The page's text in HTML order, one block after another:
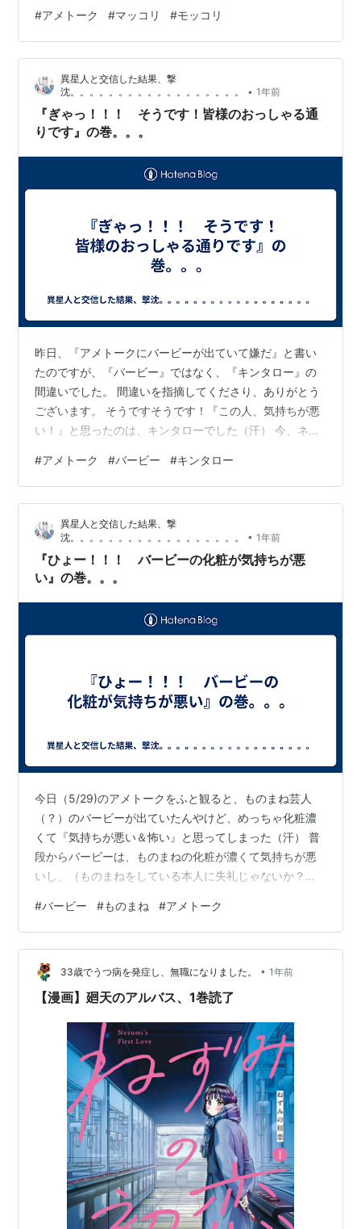
#アメトーク #マッコリ #モッコリ
異星人と交信した結果、撃
沈。。。。。。。。。。。。。。。。。。
• 1年前
『ぎゃっ！！！ そうです！皆様のおっしゃる通
りです』の巻。。。
昨日、『アメトークにバービーが出ていて嫌だ』と書い
たのですが、『バービー』ではなく、『キンタロー』の
間違いでした。 間違いを指摘してくださり、ありがとう
ございます。 そうですそうです！『この人、気持ちが悪
い！』と思ったのは、キンタローでした（汗） 今、ネッ
結局、どっちも嫌いやった（笑） ところで、今月買った
中古ノートPCなんやけど、全ての文字を入力することが
できない（泣） 『直す方法』というのを見つけて色々試
してみたんやけど、設定値に問題はないし、再起動して
も意味がないし、その他の方法、どれを試しても、どう
にも直りません。 今、『これは最後の手…
#アメトーク #バービー #キンタロー
異星人と交信した結果、撃
沈。。。。。。。。。。。。。。。。。。
• 1年前
『ひょー！！！ バービーの化粧が気持ちが悪
い』の巻。。。
今日（5/29)のアメトークをふと観ると、ものまね芸人
（？）のバービーが出ていたんやけど、めっちゃ化粧濃
くて『気持ちが悪い＆怖い』と思ってしまった（汗） 普
段からバービーは、ものまねの化粧が濃くて気持ちが悪
いし、（ものまねをしている本人に失礼じゃないか？）
しているので観たくないので、すぐにチャンネル変える
んやけど、『アメトーク』は流し見したいのでチャンネ
ル変えないんやけど、バービーが話してなくても顔が映
るのが嫌やな。 バービーって、テレビに出続けてるとい
うことは、人気あるんかな？ バービーのことが好きな人
#バービー #ものまね #アメトーク
33歳でうつ病を発症し、無職になりました。 • 1年前
【漫画】廻天のアルバス、1巻読了